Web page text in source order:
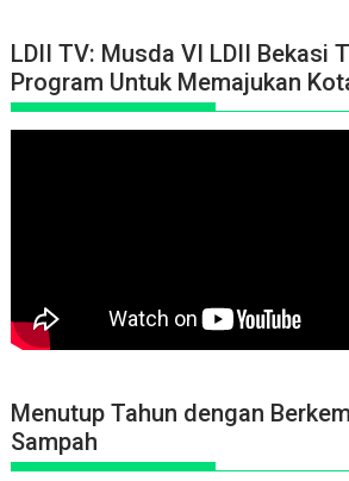
LDII TV: Musda VI LDII Bekasi
Program Untuk Memajukan
Menutup Tahun dengan
Sampah